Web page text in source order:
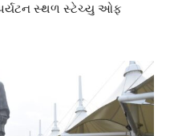
પર્યટન સ્થળ સ્ટેચ્યુ ઓફ